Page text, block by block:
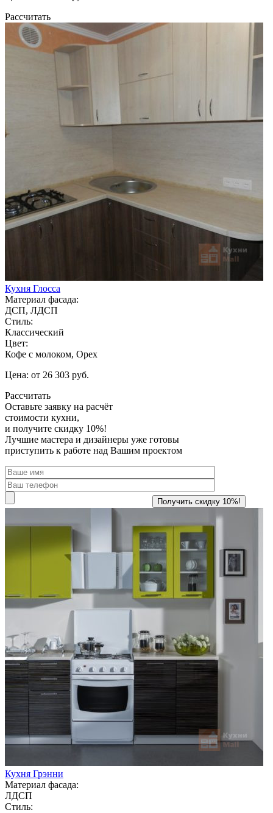
Рассчитать
Кухня Глосса
Материал фасада:
ДСП, ЛДСП
Стиль:
Классический
Цвет:
Кофе с молоком, Орех
Цена: от 26 303 руб.
Рассчитать
Оставьте заявку на расчёт
стоимости кухни,
и получите скидку 10%!
Лучшие мастера и дизайнеры уже готовы
приступить к работе над Вашим проектом
Кухня Грэнни
Материал фасада:
ЛДСП
Стиль: